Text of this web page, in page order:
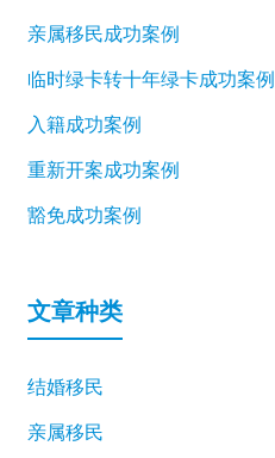
亲属移民成功案例
临时绿卡转十年绿卡成功案例
入籍成功案例
重新开案成功案例
豁免成功案例
文章种类
结婚移民
亲属移民